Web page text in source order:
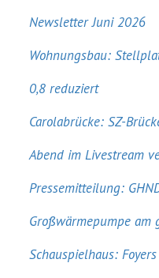
Newsletter Juni 2026
Wohnungsbau:
0,8 reduziert
Carolabrücke: SZ-
Abend im Livestream
Pressemitteilung:
Großwärmepumpe am
Schauspielhaus: